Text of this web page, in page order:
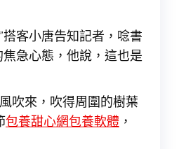
搭客小唐告知記者，唸書
急心態，他說，這也是
吹來，吹得周圍的樹葉
包養甜心網包養軟體 ，